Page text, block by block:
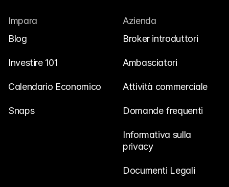
Impara
Blog
Investire 101
Calendario Economico
Snaps
Azienda
Broker introduttori
Ambasciatori
Attività commerciale
Domande frequenti
Informativa sulla
privacy
Documenti Legali